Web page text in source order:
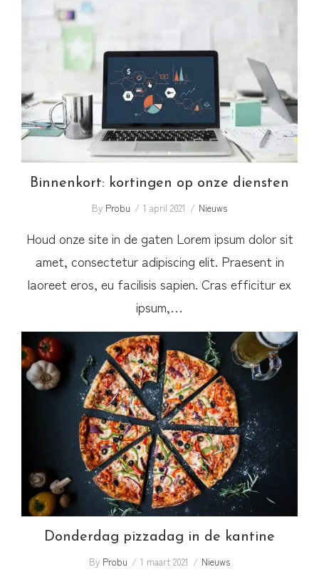
Binnenkort: kortingen op onze diensten
Binnenkort: kortingen op onze diensten
By Probu 1 april 2021 Nieuws
Houd onze site in de gaten Lorem ipsum dolor sit
amet, consectetur adipiscing elit. Praesent in
laoreet eros, eu facilisis sapien. Cras efficitur ex
ipsum,…
Donderdag pizzadag in de kantine
Donderdag pizzadag in de kantine
By Probu 1 maart 2021 Nieuws